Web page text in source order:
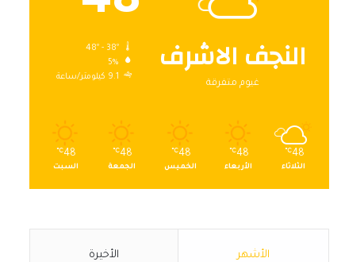
النجف الاشرف
غيوم متفرقة
5%
9.1 كيلومتر/ساعة
48
℃
الثلاثاء
48
℃
الأربعاء
48
℃
الخميس
48
℃
الجمعة
48
℃
السبت
الأشهر الأخيرة